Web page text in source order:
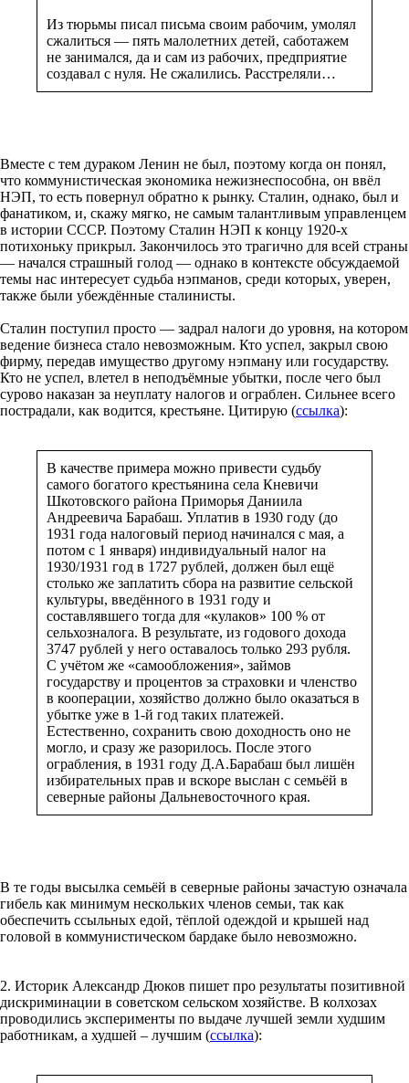
Из тюрьмы писал письма своим рабочим, умолял
сжалиться — пять малолетних детей, саботажем
не занимался, да и сам из рабочих, предприятие
создавал с нуля. Не сжалились. Расстреляли…
Вместе с тем дураком Ленин не был, поэтому когда он понял,
что коммунистическая экономика нежизнеспособна, он ввёл
НЭП, то есть повернул обратно к рынку. Сталин, однако, был и
фанатиком, и, скажу мягко, не самым талантливым управленцем
в истории СССР. Поэтому Сталин НЭП к концу 1920-х
потихоньку прикрыл. Закончилось это трагично для всей страны
— начался страшный голод — однако в контексте обсуждаемой
темы нас интересует судьба нэпманов, среди которых, уверен,
также были убеждённые сталинисты.
Сталин поступил просто — задрал налоги до уровня, на котором
ведение бизнеса стало невозможным. Кто успел, закрыл свою
фирму, передав имущество другому нэпману или государству.
Кто не успел, влетел в неподъёмные убытки, после чего был
сурово наказан за неуплату налогов и ограблен. Сильнее всего
пострадали, как водится, крестьяне. Цитирую (ссылка):
В качестве примера можно привести судьбу
самого богатого крестьянина села Кневичи
Шкотовского района Приморья Даниила
Андреевича Барабаш. Уплатив в 1930 году (до
1931 года налоговый период начинался с мая, а
потом с 1 января) индивидуальный налог на
1930/1931 год в 1727 рублей, должен был ещё
столько же заплатить сбора на развитие сельской
культуры, введённого в 1931 году и
составлявшего тогда для «кулаков» 100 % от
сельхозналога. В результате, из годового дохода
3747 рублей у него оставалось только 293 рубля.
С учётом же «самообложения», займов
государству и процентов за страховки и членство
в кооперации, хозяйство должно было оказаться в
убытке уже в 1-й год таких платежей.
Естественно, сохранить свою доходность оно не
могло, и сразу же разорилось. После этого
ограбления, в 1931 году Д.А.Барабаш был лишён
избирательных прав и вскоре выслан с семьёй в
северные районы Дальневосточного края.
В те годы высылка семьёй в северные районы зачастую означала
гибель как минимум нескольких членов семьи, так как
обеспечить ссыльных едой, тёплой одеждой и крышей над
головой в коммунистическом бардаке было невозможно.
2. Историк Александр Дюков пишет про результаты позитивной
дискриминации в советском сельском хозяйстве. В колхозах
проводились эксперименты по выдаче лучшей земли худшим
работникам, а худшей – лучшим (ссылка):